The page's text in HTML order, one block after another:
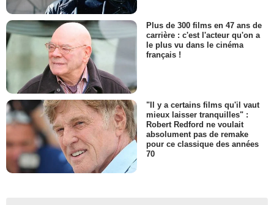
Plus de 300 films en 47 ans de
carrière : c'est l'acteur qu'on a
le plus vu dans le cinéma
français !
"Il y a certains films qu'il vaut
mieux laisser tranquilles" :
Robert Redford ne voulait
absolument pas de remake
pour ce classique des années
70